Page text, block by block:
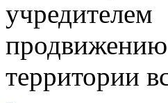
территории